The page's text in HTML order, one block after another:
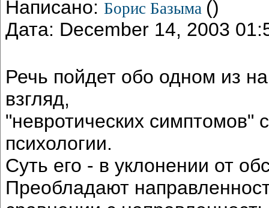
Написано: Борис Базыма ()
Дата: December 14, 2003
Речь пойдет обо одном из
взгляд,
"невротических симптомов"
психологии.
Суть его - в уклонении от
Преобладают